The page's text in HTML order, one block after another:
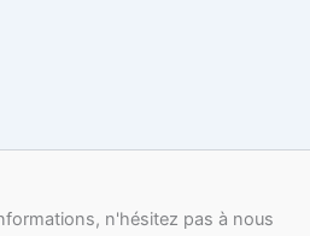
n'hésitez pas à nous